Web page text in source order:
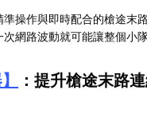
操作與即時配合的槍途末
網路波動就可能讓整個小隊
】
：提升槍途末路